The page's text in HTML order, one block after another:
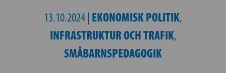
13.10.2024 | EKONOMISK POLITIK,
INFRASTRUKTUR OCH TRAFIK,
SMÅBARNSPEDAGOGIK